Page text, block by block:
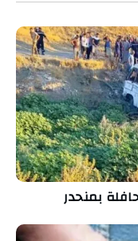
بمنحدر